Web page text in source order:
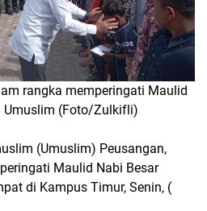
rangka memperingati Maulid
Umuslim (Foto/Zulkifli)
(Umuslim) Peusangan,
Maulid Nabi Besar
di Kampus Timur, Senin, (